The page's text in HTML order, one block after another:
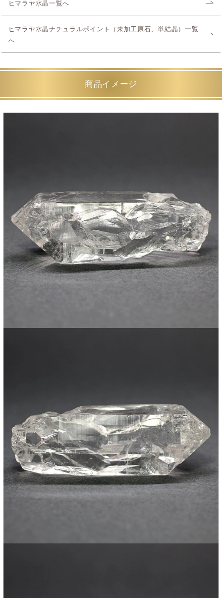
ヒマラヤ水晶一覧へ
ヒマラヤ水晶ナチュラルポイント（未加工原石、単結晶）一覧
へ
商品イメージ